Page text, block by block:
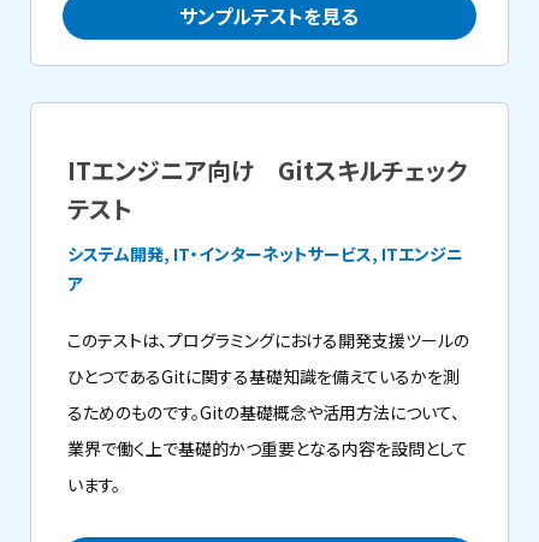
サンプルテストを見る
ITエンジニア向け Gitスキルチェック
テスト
システム開発, IT・インターネットサービス, ITエンジニ
ア
このテストは、プログラミングにおける開発支援ツールの
ひとつであるGitに関する基礎知識を備えているかを測
るためのものです。Gitの基礎概念や活用方法について、
業界で働く上で基礎的かつ重要となる内容を設問として
います。